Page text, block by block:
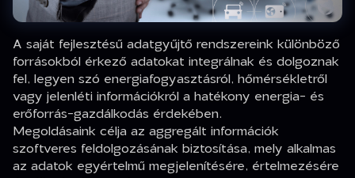
A saját fejlesztésű adatgyűjtő rendszereink különböző
forrásokból érkező adatokat integrálnak és dolgoznak
fel, legyen szó energiafogyasztásról, hőmérsékletről
vagy jelenléti információkról a hatékony energia- és
erőforrás-gazdálkodás érdekében.
Megoldásaink célja az aggregált információk
szoftveres feldolgozásának biztosítása, mely alkalmas
az adatok egyértelmű megjelenítésére, értelmezésére